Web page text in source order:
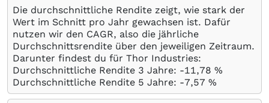
Die durchschnittliche Rendite zeigt, wie stark der
Wert im Schnitt pro Jahr gewachsen ist. Dafür
nutzen wir den CAGR, also die jährliche
Durchschnittsrendite über den jeweiligen Zeitraum.
Darunter findest du für Thor Industries:
Durchschnittliche Rendite 3 Jahre: -11,78 %
Durchschnittliche Rendite 5 Jahre: -7,57 %